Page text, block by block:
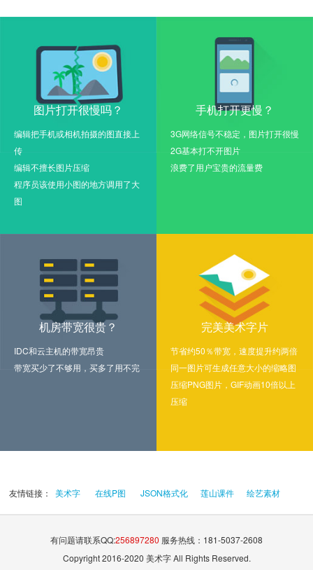
图片打开很慢吗？
编辑把手机或相机拍摄的图直接上
传
编辑不擅长图片压缩
程序员该使用小图的地方调用了大
图
手机打开更慢？
3G网络信号不稳定，图片打开很慢
2G基本打不开图片
浪费了用户宝贵的流量费
机房带宽很贵？
IDC和云主机的带宽昂贵
带宽买少了不够用，买多了用不完
完美美术字片
节省约50％带宽，速度提升约两倍
同一图片可生成任意大小的缩略图
压缩PNG图片，GIF动画10倍以上
压缩
友情链接：美术字 在线P图 JSON格式化 莲山课件 绘艺素材
有问题请联系QQ:256897280 服务热线：181-5037-2608
Copyright 2016-2020 美术字 All Rights Reserved.